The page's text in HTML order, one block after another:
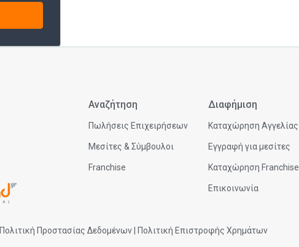
Αναζήτηση
Πωλήσεις Επιχειρήσεων
Μεσίτες & Σύμβουλοι
Franchise
Διαφήμιση
Καταχώρηση Αγγελίας
Εγγραφή για μεσίτες
Καταχώρηση Franchise
Επικοινωνία
Πολιτική Προστασίας Δεδομένων Πολιτική Επιστροφής Χρημάτων